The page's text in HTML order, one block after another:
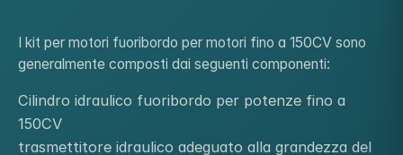
I kit per motori fuoribordo per motori fino a 150CV sono
generalmente composti dai seguenti componenti:
Cilindro idraulico fuoribordo per potenze fino a
150CV
trasmettitore idraulico adeguato alla grandezza del